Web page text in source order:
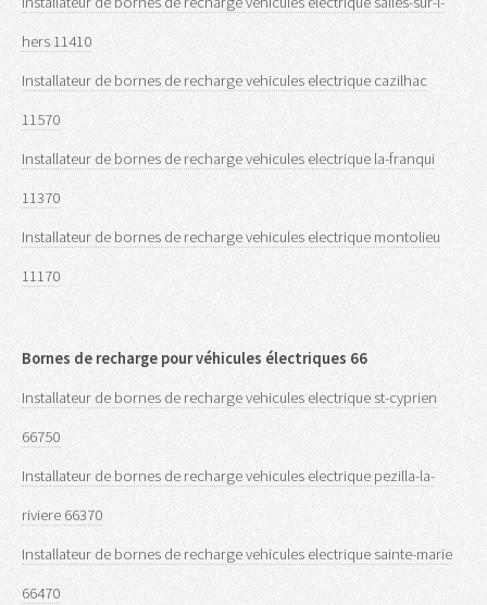
hers 11410
Installateur de bornes de recharge vehicules electrique cazilhac
11570
Installateur de bornes de recharge vehicules electrique la-franqui
11370
Installateur de bornes de recharge vehicules electrique montolieu
11170
Bornes de recharge pour véhicules électriques 66
Installateur de bornes de recharge vehicules electrique st-cyprien
66750
Installateur de bornes de recharge vehicules electrique pezilla-la-
riviere 66370
Installateur de bornes de recharge vehicules electrique sainte-marie
66470